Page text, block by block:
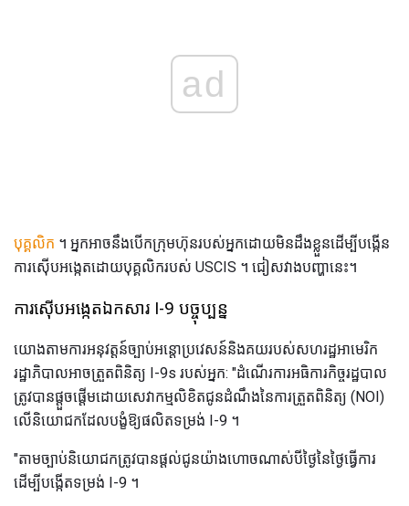
ad
បុគ្គលិក ។ អ្នកអាចនឹងបើកក្រុមហ៊ុនរបស់អ្នកដោយមិនដឹងខ្លួនដើម្បីបង្កើន
ការស៊ើបអង្កេតដោយបុគ្គលិករបស់ USCIS ។ ជៀសវាងបញ្ហានេះ។
ការស៊ើបអង្កេតឯកសារ I-9 បច្ចុប្បន្ន
យោងតាមការអនុវត្តន៍ច្បាប់អន្តោប្រវេសន៍និងគយរបស់សហរដ្ឋអាមេរិក
រដ្ឋាភិបាលអាចត្រួតពិនិត្យ I-9s របស់អ្នក: "ដំណើរការអធិការកិច្ចរដ្ឋបាល
ត្រូវបានផ្តួចផ្តើមដោយសេវាកម្មលិខិតជូនដំណឹងនៃការត្រួតពិនិត្យ (NOI)
លើនិយោជកដែលបង្ខំឱ្យផលិតទម្រង់ I-9 ។
"តាមច្បាប់និយោជកត្រូវបានផ្តល់ជូនយ៉ាងហោចណាស់បីថ្ងៃនៃថ្ងៃធ្វើការ
ដើម្បីបង្កើតទម្រង់ I-9 ។